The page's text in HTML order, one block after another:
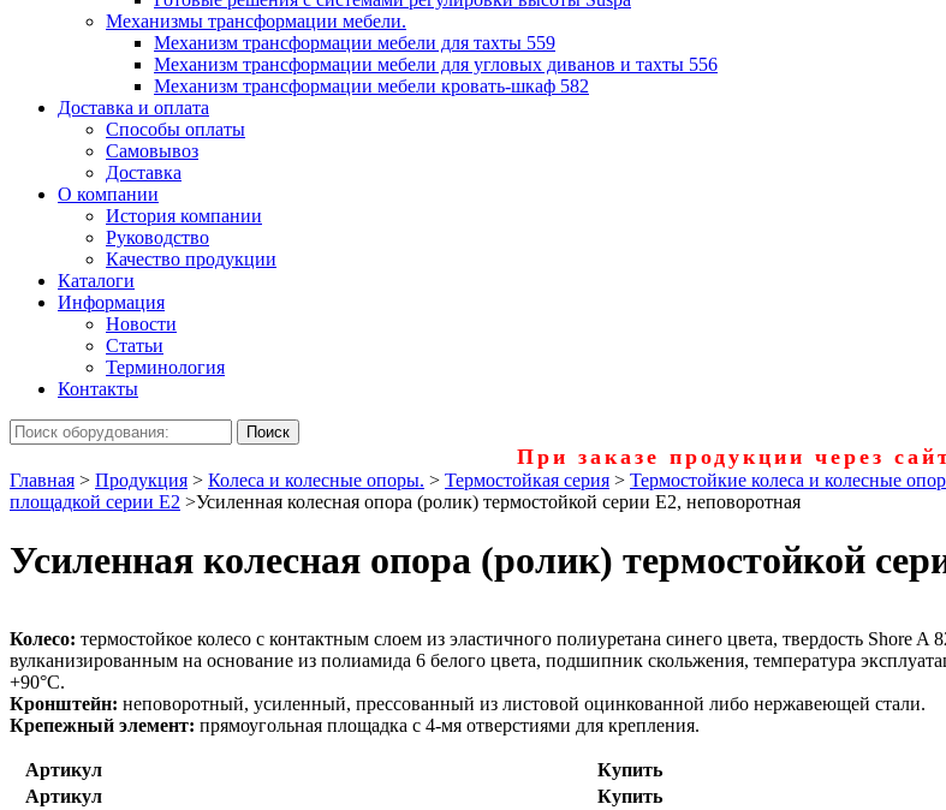
Механизмы трансформации мебели.
Механизм трансформации мебели для тахты 559
Механизм трансформации мебели для угловых диванов и тахты 556
Механизм трансформации мебели кровать-шкаф 582
Доставка и оплата
Способы оплаты
Самовывоз
Доставка
О компании
История компании
Руководство
Качество продукции
Каталоги
Информация
Новости
Статьи
Терминология
Контакты
При заказе продукции через
Главная > Продукция > Колеса и колесные опоры. > Термостойкая серия > Термостойкие колеса и колесные
площадкой серии Е2 >Усиленная колесная опора (ролик) термостойкой серии Е2, неповоротная
Усиленная колесная опора (ролик) термостойкой
Колесо: термостойкое колесо с контактным слоем из эластичного полиуретана синего цвета, твердость Shore A
вулканизированным на основание из полиамида 6 белого цвета, подшипник скольжения, температура
+90°С.
Кронштейн: неповоротный, усиленный, прессованный из листовой оцинкованной либо нержавеющей стали.
Крепежный элемент: прямоугольная площадка с 4-мя отверстиями для крепления.
Артикул
Купить
Артикул
Купить